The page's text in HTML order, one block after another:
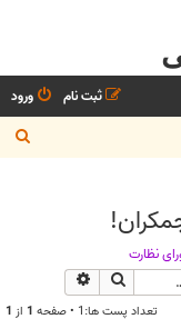
ورود
ثبت نام
س
نظارت
جستجو
تعداد پست ها:1 • صفحه 1 از 1